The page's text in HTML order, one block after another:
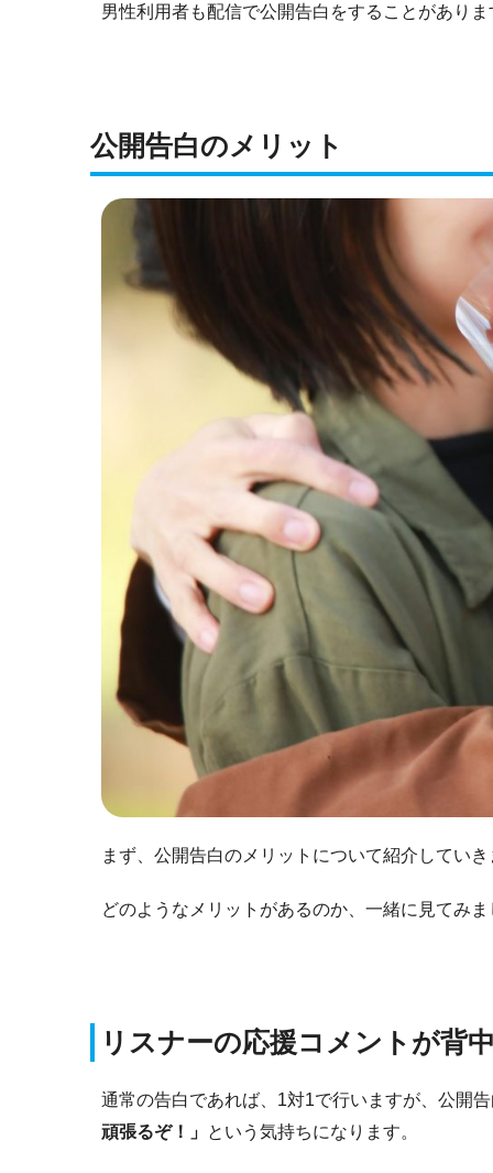
男性利用者も配信で公開告白をすることがありま
公開告白のメリット
まず、公開告白のメリットについて紹介していき
どのようなメリットがあるのか、一緒に見てみ
リスナーの応援コメントが背
通常の告白であれば、1対1で行いますが、公開
頑張るぞ！」 という気持ちになります。